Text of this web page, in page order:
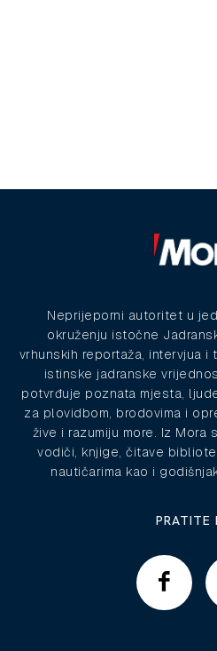
Neprijeporni autoritet u
okruženju istočne
vrhunskih reportaža, intervjua
istinske jadranske
potvrđuje poznata mjesta,
za plovidbom, brodovima i
žive i razumiju more. Iz Mora
vodiči, knjige, čitave
nautičarima kao i godišnjak
PRATITE